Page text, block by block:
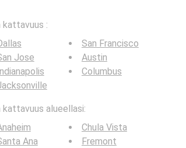
kattavuus :
Jose
San Francisco
Austin
Columbus
alueellasi:
Ana
Chula Vista
Fremont